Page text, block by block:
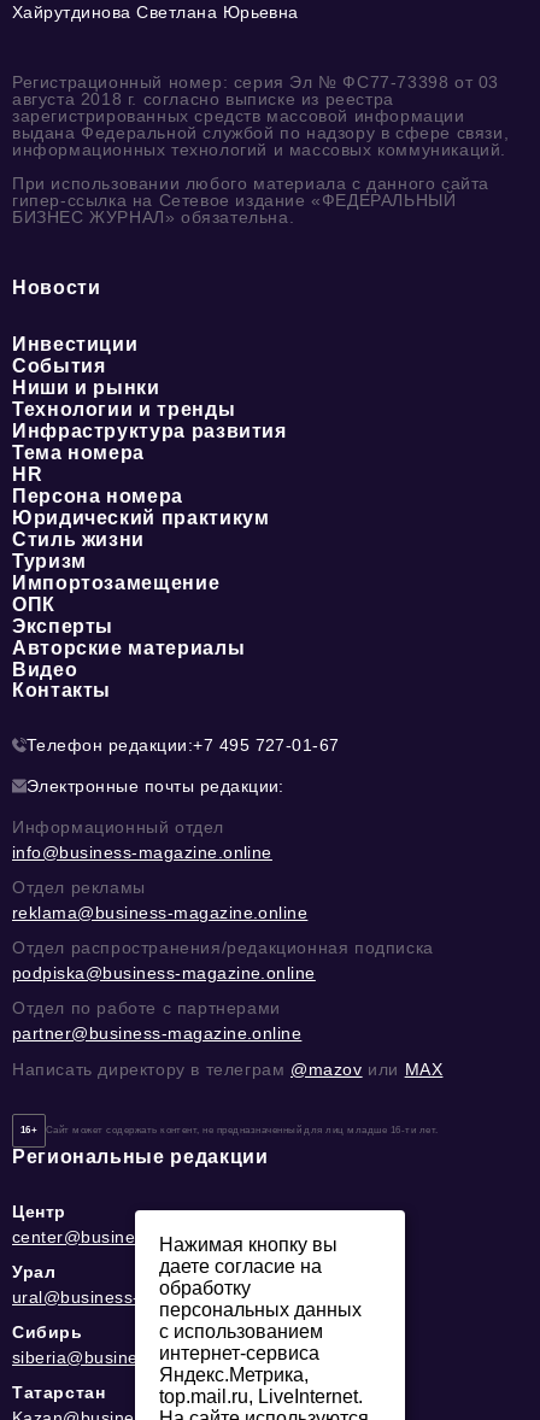
Хайрутдинова Светлана Юрьевна
Регистрационный номер: серия Эл № ФС77-73398 от 03
августа 2018 г. согласно выписке из реестра
зарегистрированных средств массовой информации
выдана Федеральной службой по надзору в сфере связи,
информационных технологий и массовых коммуникаций.
При использовании любого материала с данного сайта
гипер-ссылка на Сетевое издание «ФЕДЕРАЛЬНЫЙ
БИЗНЕС ЖУРНАЛ» обязательна.
Новости
Инвестиции
События
Ниши и рынки
Технологии и тренды
Инфраструктура развития
Тема номера
HR
Персона номера
Юридический практикум
Стиль жизни
Туризм
Импортозамещение
ОПК
Эксперты
Авторские материалы
Видео
Контакты
Телефон редакции:+7 495 727-01-67
Электронные почты редакции:
Информационный отдел
info@business-magazine.online
Отдел рекламы
reklama@business-magazine.online
Отдел распространения/редакционная подписка
podpiska@business-magazine.online
Отдел по работе с партнерами
partner@business-magazine.online
Написать директору в телеграм @mazov или MAX
16+ Сайт может содержать контент, не предназначенный для лиц младше 16-ти лет.
Региональные редакции
Центр
center@business-magazine.online
Урал
ural@business-magazine.online
Сибирь
siberia@business-magazine.online
Татарстан
Нажимая кнопку вы
даете согласие на
обработку
персональных данных
с использованием
интернет-сервиса
Яндекс.Метрика,
top.mail.ru, LiveInternet.